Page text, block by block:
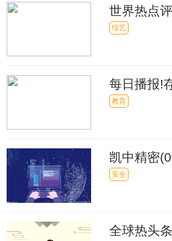
世界热点
城有哪些大
综艺
每日播报!
难言打一字
教育
凯中精密
能源汽车
安全
全球热头